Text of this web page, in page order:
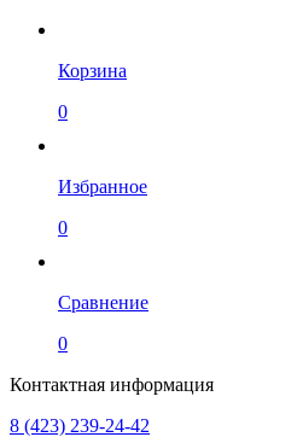
Корзина
0
Избранное
0
Сравнение
0
Контактная информация
8 (423) 239-24-42